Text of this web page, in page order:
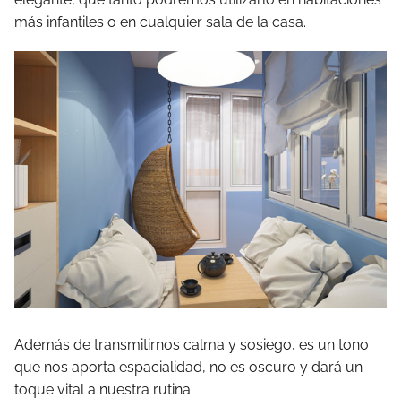
más infantiles o en cualquier sala de la casa.
Además de transmitirnos calma y sosiego, es un tono
que nos aporta espacialidad, no es oscuro y dará un
toque vital a nuestra rutina.